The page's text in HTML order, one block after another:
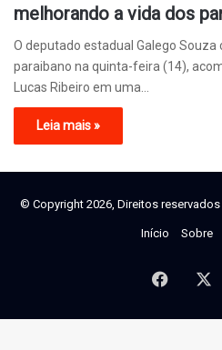
melhorando a vida dos
O deputado estadual Galego
paraibano na quinta-feira (14),
Lucas Ribeiro em uma…
Leia mais »
© Copyright 2026, Direitos
Início Sobre